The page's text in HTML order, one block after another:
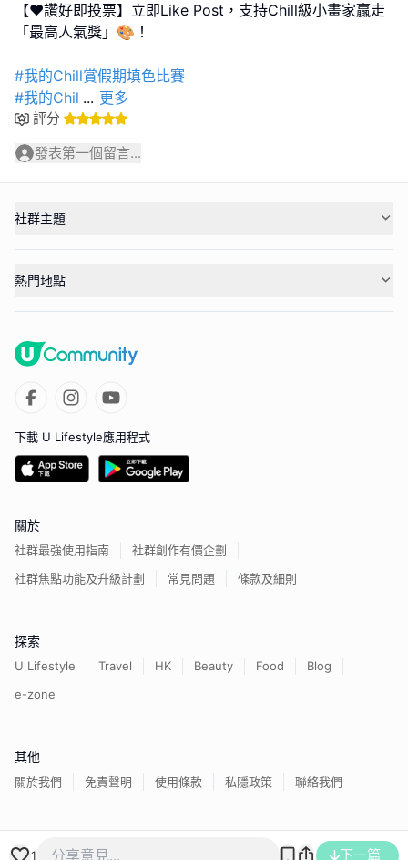
【❤️讚好即投票】立即Like Post，支持Chill級小畫家贏走
「最高人氣獎」🎨！
#我的Chill賞假期填色比賽
#我的Chil ... 更多
評分
發表第一個留言...
1 下一篇
社群主題
熱門地點
下載 U Lifestyle應用程式
關於
社群最強使用指南
社群創作有價企劃
社群焦點功能及升級計劃
常見問題 條款及細則
探索
U Lifestyle Travel HK Beauty Food
Blog
e-zone
其他
關於我們 免責聲明 使用條款 私隱政策 聯絡我們
香港經濟日報版權所有©